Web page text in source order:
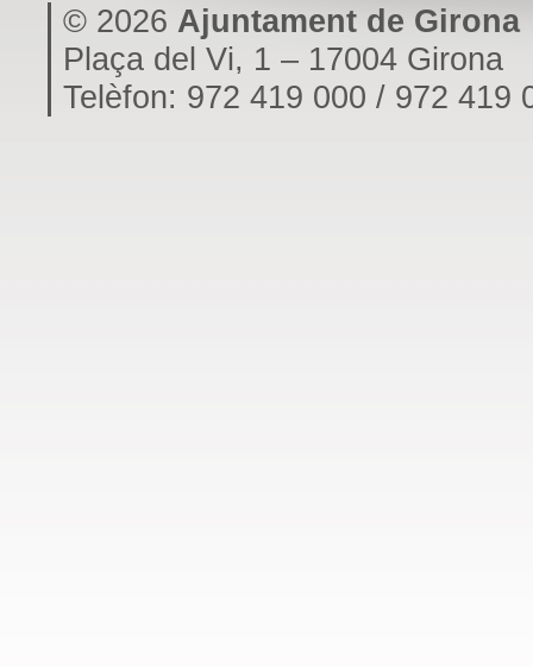
© 2026 Ajuntament de Girona
Plaça del Vi, 1 – 17004 Girona
Telèfon: 972 419 000 / 972 419